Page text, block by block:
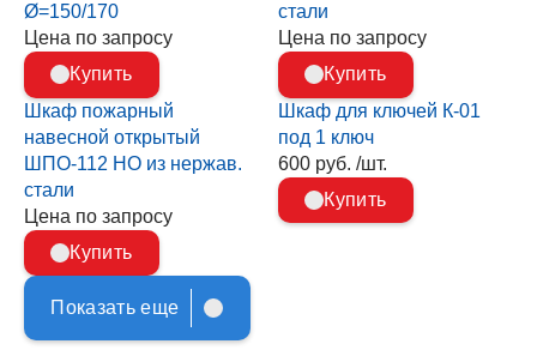
Ø=150/170
Цена по запросу
Купить
стали
Цена по запросу
Купить
Шкаф пожарный
навесной открытый
ШПО-112 НО из нержав.
стали
Цена по запросу
Купить
Шкаф для ключей К-01
под 1 ключ
600 руб. /шт.
Купить
Показать еще